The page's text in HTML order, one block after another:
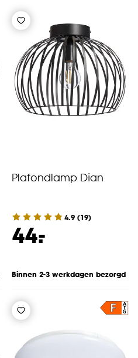
Plafondlamp Dian
4.9 (19)
44.
-
Binnen 2-3 werkdagen bezorgd